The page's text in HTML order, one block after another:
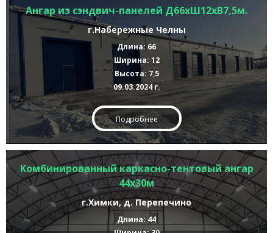
Ангар из сэндвич-панелей Д66хШ12хВ7,5м.
г.Набережные Челны
Длина: 66
Ширина: 12
Высота: 7,5
09.03.2024 г.
Подробнее
Комбинированный каркасно-тентовый ангар
44х30м
г.Химки, д. Перепечино
Длина: 44